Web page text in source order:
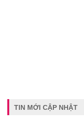
TIN MỚI CẬP NHẬT